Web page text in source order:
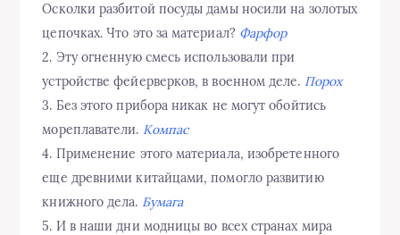
Осколки разбитой посуды дамы носили на золотых
цепочках. Что это за материал? Фарфор
2. Эту огненную смесь использовали при
устройстве фейерверков, в военном деле. Порох
3. Без этого прибора никак не могут обойтись
мореплаватели. Компас
4. Применение этого материала, изобретенного
еще древними китайцами, помогло развитию
книжного дела. Бумага
5. И в наши дни модницы во всех странах мира